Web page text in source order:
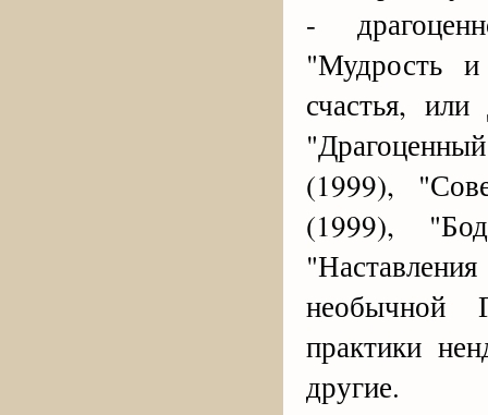
-
"Мудрость и
счастья,
(1999),
(1999),
необычной
практики
другие.